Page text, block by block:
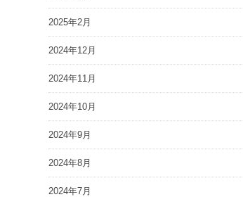
2025年2月
2024年12月
2024年11月
2024年10月
2024年9月
2024年8月
2024年7月